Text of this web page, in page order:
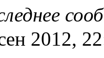
2012,